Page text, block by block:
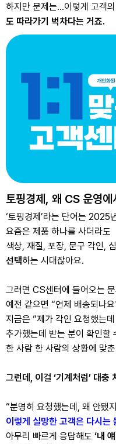
하지만 문제는…이렇게 고객
도 따라가기 벅차다는 거죠.
토핑경제, 왜 CS 운영에
‘토핑경제’라는 단어는 2025
요즘은 제품 하나를 사더라도
색상, 재질, 포장, 문구 각인,
선택하는 시대잖아요.
그러면 CS센터에 들어오는
예전 같으면 “언제 배송되나
지금은 “제가 각인 요청했는
추가했는데 받는 분이 확인할
한 사람 한 사람의 상황에 맞
그런데, 이걸 ‘기계처럼’ 대
“분명히 요청했는데, 왜 안됐
이렇게 실망한 고객은 다시는
아무리 빠르게 응답해도 ‘내